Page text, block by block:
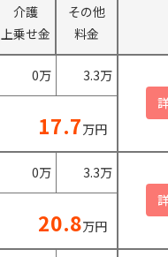
介護
上乗せ金
その他
料金
0万 3.3万
17.7万円
0万 3.3万
20.8万円